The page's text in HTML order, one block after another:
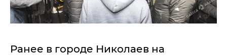
Ранее в городе Николаев на